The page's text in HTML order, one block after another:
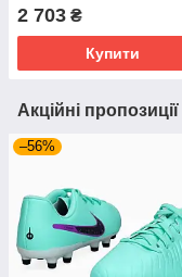
(EU) - 38.5
2 703 ₴
Купити
Акційні
–56%